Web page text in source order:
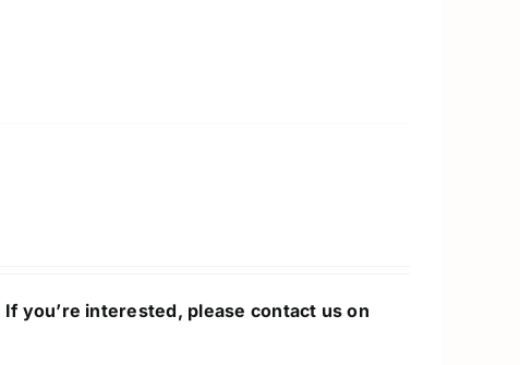
If you’re interested, please contact us on